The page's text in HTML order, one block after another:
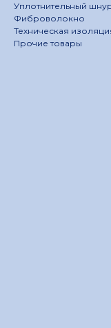
Уплотнительный
Фиброволокно
Техническая
Прочие товары